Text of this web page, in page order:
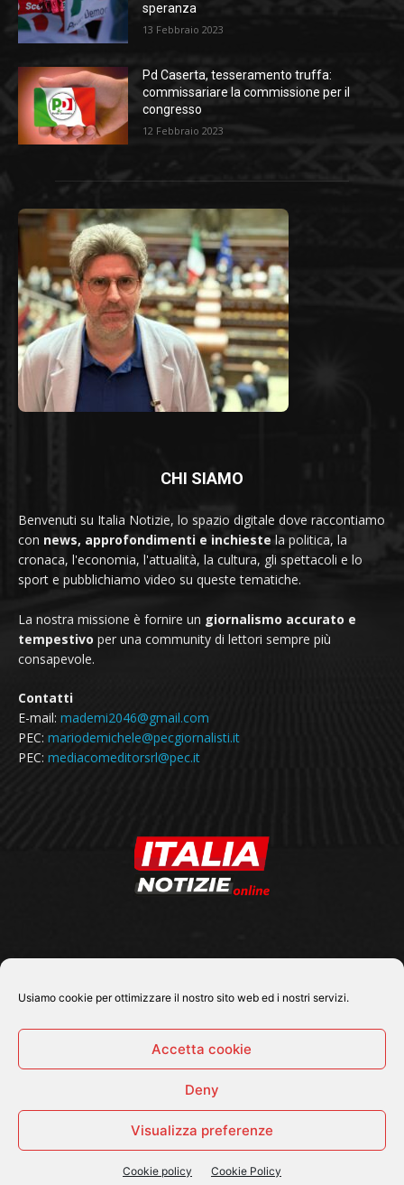
Usiamo cookie per ottimizzare il nostro sito web ed i nostri servizi.
Accetta cookie
Deny
Visualizza preferenze
Cookie policy Cookie Policy
speranza
13 Febbraio 2023
Pd Caserta, tesseramento truffa:
commissariare la commissione per il
congresso
12 Febbraio 2023
CHI SIAMO
Benvenuti su Italia Notizie, lo spazio digitale dove raccontiamo
con news, approfondimenti e inchieste la politica, la
cronaca, l'economia, l'attualità, la cultura, gli spettacoli e lo
sport e pubblichiamo video su queste tematiche.
La nostra missione è fornire un giornalismo accurato e
tempestivo per una community di lettori sempre più
consapevole.
Contatti
E-mail: mademi2046@gmail.com
PEC: mariodemichele@pecgiornalisti.it
PEC: mediacomeditorsrl@pec.it
SEGUICI SU
© 2026 Tutti i diritti riservati - Italia Notizie .online |
Cronaca Economia
Cultura e Spettacoli ItaliaNotizie Tv